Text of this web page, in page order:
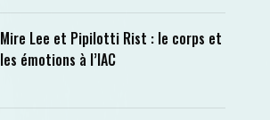
Mire Lee et Pipilotti Rist : le corps et
les émotions à l’IAC